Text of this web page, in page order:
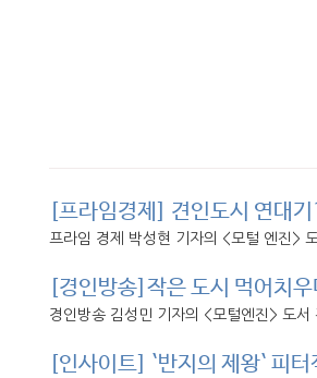
[프라임경제] 견인도시 연대
프라임 경제 박성현 기자의 <모털 엔진>
[경인방송]작은 도시 먹어치
경인방송 김성민 기자의 <모털엔진> 도
[인사이트] `반지의 제왕` 피